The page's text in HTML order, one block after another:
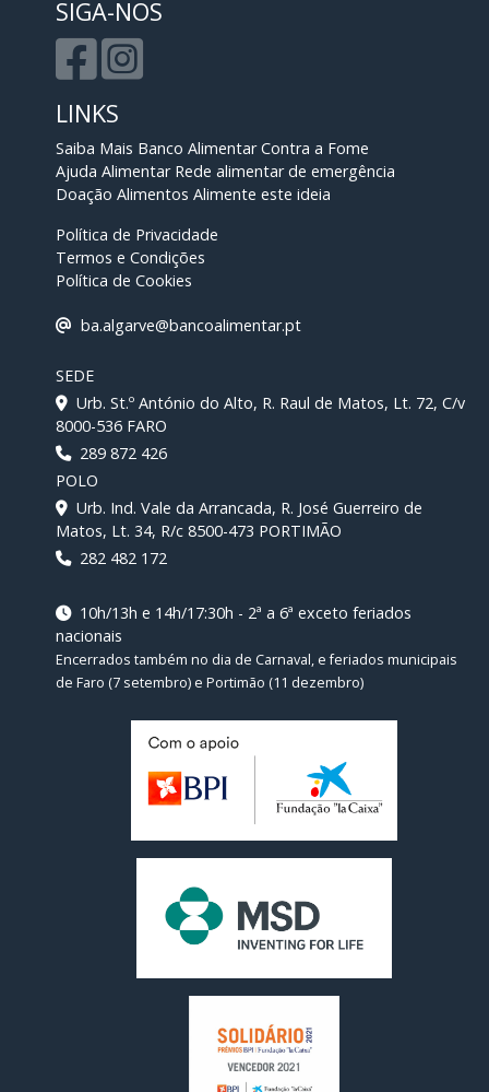
SIGA-NOS
LINKS
Saiba Mais Banco Alimentar Contra a Fome
Ajuda Alimentar Rede alimentar de emergência
Doação Alimentos Alimente este ideia
Política de Privacidade
Termos e Condições
Política de Cookies
ba.algarve@bancoalimentar.pt
SEDE
Urb. St.º António do Alto, R. Raul de Matos, Lt. 72, C/v
8000-536 FARO
289 872 426
POLO
Urb. Ind. Vale da Arrancada, R. José Guerreiro de
Matos, Lt. 34, R/c 8500-473 PORTIMÃO
282 482 172
10h/13h e 14h/17:30h - 2ª a 6ª exceto feriados
nacionais
Encerrados também no dia de Carnaval, e feriados municipais
de Faro (7 setembro) e Portimão (11 dezembro)